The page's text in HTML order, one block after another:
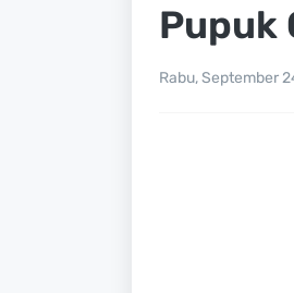
Pupuk
Rabu, September